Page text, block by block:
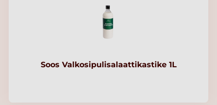
Soos Valkosipulisalaattikastike 1L